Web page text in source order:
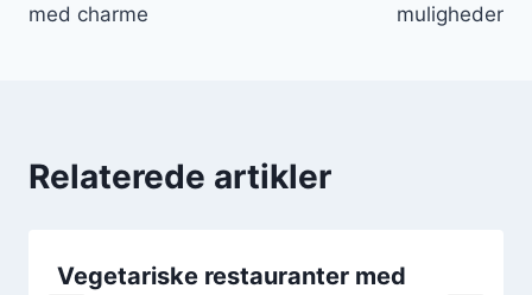
med charme
muligheder
Relaterede artikler
Vegetariske restauranter med